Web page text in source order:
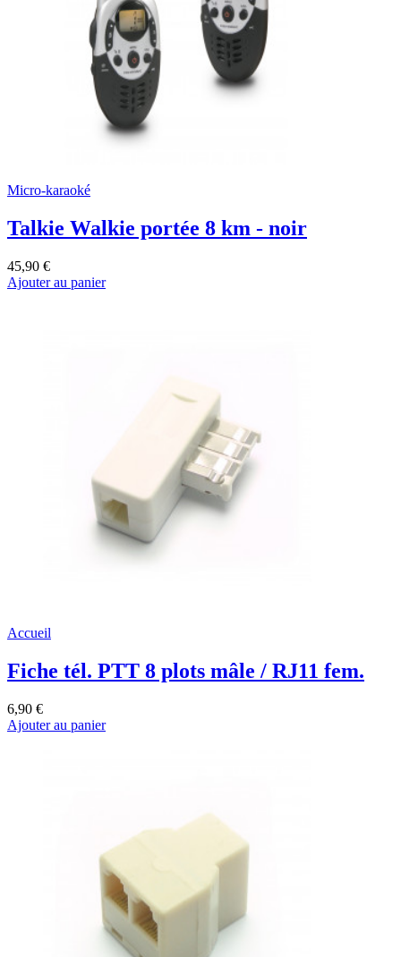
Micro-karaoké
Talkie Walkie portée 8 km - noir
45,90 €
Ajouter au panier
Accueil
Fiche tél. PTT 8 plots mâle / RJ11 fem.
6,90 €
Ajouter au panier